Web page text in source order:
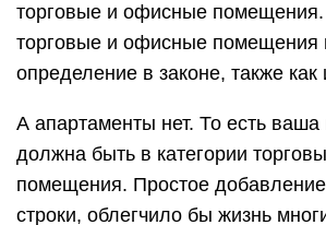
торговые и офисные помещения.
торговые и офисные помещения
определение в законе, также как
А апартаменты нет. То есть ваша
должна быть в категории
помещения. Простое
строки, облегчило бы жизнь